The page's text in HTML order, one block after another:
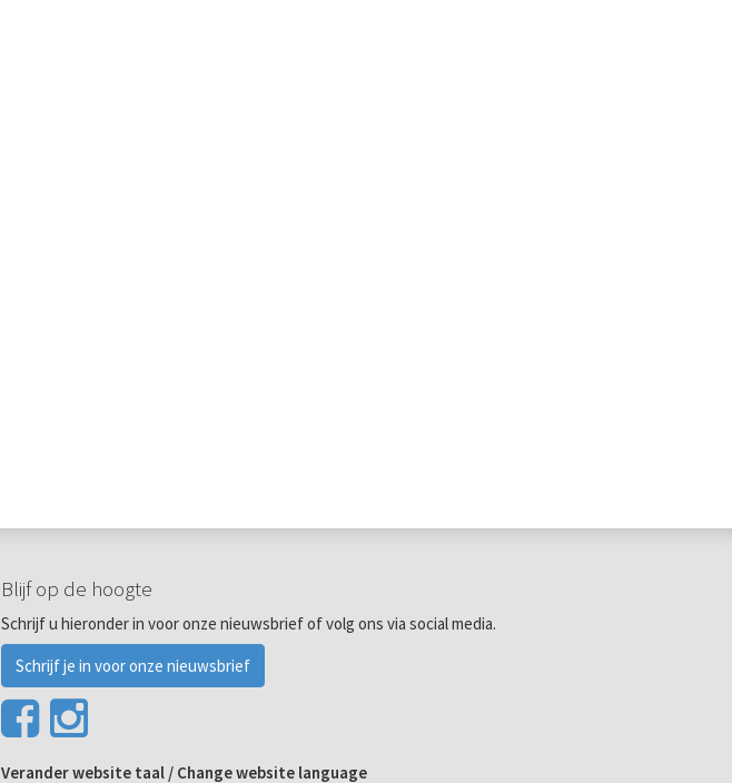
Blijf op de hoogte
Schrijf u hieronder in voor onze nieuwsbrief of volg ons via social media.
Schrijf je in voor onze nieuwsbrief
Verander website taal / Change website language